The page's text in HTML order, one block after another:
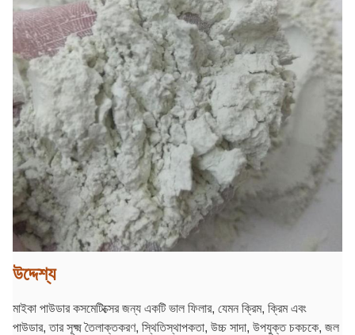
উদ্দেশ্য
মাইকা পাউডার কসমেটিক্সের জন্য একটি ভাল ফিলার, যেমন ক্রিম, ক্রিম এবং
পাউডার, তার সূক্ষ্ম তৈলাক্তকরণ, স্থিতিস্থাপকতা, উচ্চ সাদা, উপযুক্ত চকচকে, জল